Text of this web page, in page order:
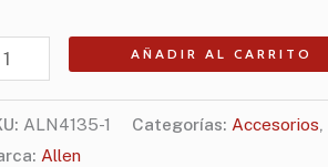
AÑADIR AL CARRITO
ALN4135-1 Categorías: Accesorios,
Allen